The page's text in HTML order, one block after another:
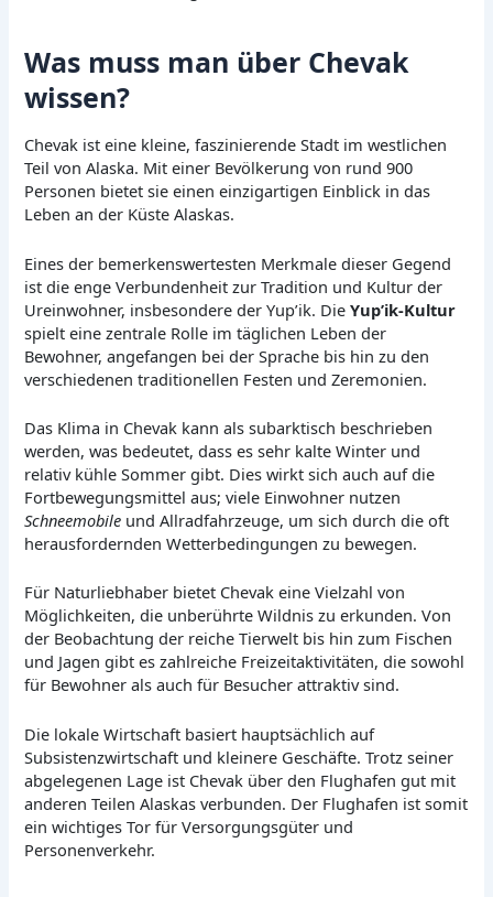
Was muss man über Chevak
wissen?
Chevak ist eine kleine, faszinierende Stadt im westlichen
Teil von Alaska. Mit einer Bevölkerung von rund 900
Personen bietet sie einen einzigartigen Einblick in das
Leben an der Küste Alaskas.
Eines der bemerkenswertesten Merkmale dieser Gegend
ist die enge Verbundenheit zur Tradition und Kultur der
Ureinwohner, insbesondere der Yup’ik. DieYup’ik-Kultur
spielt eine zentrale Rolle im täglichen Leben der
Bewohner, angefangen bei der Sprache bis hin zu den
verschiedenen traditionellen Festen und Zeremonien.
Das Klima in Chevak kann als subarktisch beschrieben
werden, was bedeutet, dass es sehr kalte Winter und
relativ kühle Sommer gibt. Dies wirkt sich auch auf die
Fortbewegungsmittel aus; viele Einwohner nutzen
Schneemobile und Allradfahrzeuge, um sich durch die oft
herausfordernden Wetterbedingungen zu bewegen.
Für Naturliebhaber bietet Chevak eine Vielzahl von
Möglichkeiten, die unberührte Wildnis zu erkunden. Von
der Beobachtung der reiche Tierwelt bis hin zum Fischen
und Jagen gibt es zahlreiche Freizeitaktivitäten, die sowohl
für Bewohner als auch für Besucher attraktiv sind.
Die lokale Wirtschaft basiert hauptsächlich auf
Subsistenzwirtschaft und kleinere Geschäfte. Trotz seiner
abgelegenen Lage ist Chevak über den Flughafen gut mit
anderen Teilen Alaskas verbunden. Der Flughafen ist somit
ein wichtiges Tor für Versorgungsgüter und
Personenverkehr.